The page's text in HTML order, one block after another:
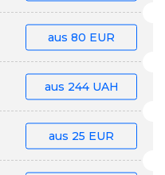
aus 80 EUR
aus 244 UAH
aus 25 EUR